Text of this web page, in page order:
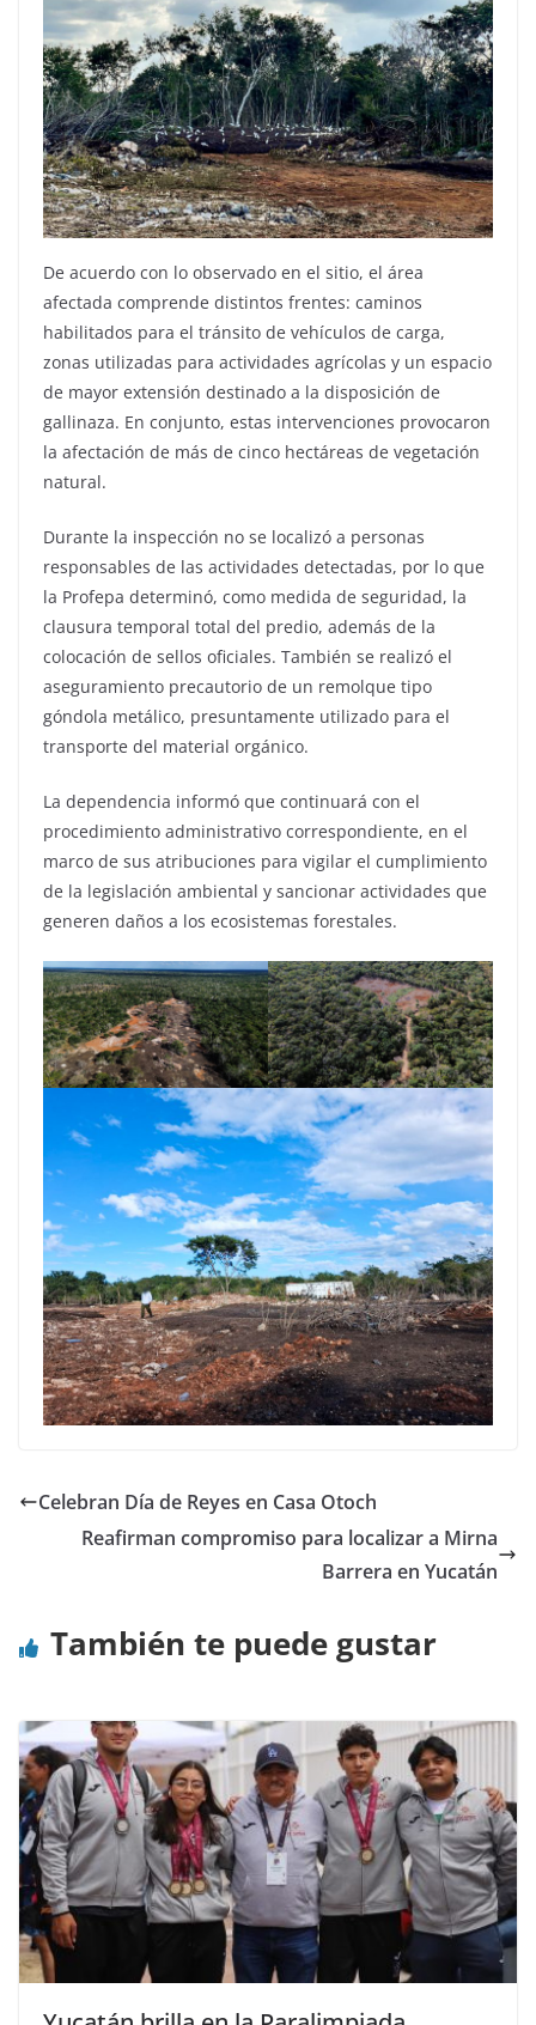
De acuerdo con lo observado en el sitio, el área
afectada comprende distintos frentes: caminos
habilitados para el tránsito de vehículos de carga,
zonas utilizadas para actividades agrícolas y un espacio
de mayor extensión destinado a la disposición de
gallinaza. En conjunto, estas intervenciones provocaron
la afectación de más de cinco hectáreas de vegetación
natural.
Durante la inspección no se localizó a personas
responsables de las actividades detectadas, por lo que
la Profepa determinó, como medida de seguridad, la
clausura temporal total del predio, además de la
colocación de sellos oficiales. También se realizó el
aseguramiento precautorio de un remolque tipo
góndola metálico, presuntamente utilizado para el
transporte del material orgánico.
La dependencia informó que continuará con el
procedimiento administrativo correspondiente, en el
marco de sus atribuciones para vigilar el cumplimiento
de la legislación ambiental y sancionar actividades que
generen daños a los ecosistemas forestales.
Celebran Día de Reyes en Casa Otoch
Reafirman compromiso para localizar a Mirna
Barrera en Yucatán
También te puede gustar